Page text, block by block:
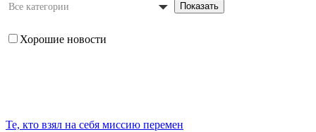
Все категории Показать
Хорошие новости
Те, кто взял на себя миссию перемен